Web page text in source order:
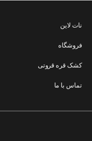
نات لاین
فروشگاه
کشک قره قروتی
تماس با ما